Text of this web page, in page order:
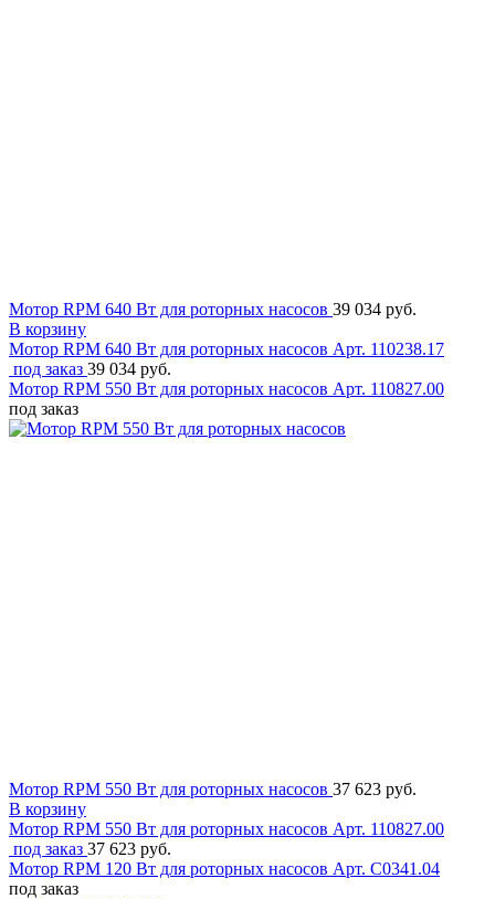
Мотор RPM 640 Вт для роторных насосов 39 034 руб.
В корзину
Мотор RPM 640 Вт для роторных насосов Арт. 110238.17
под заказ 39 034 руб.
Мотор RPM 550 Вт для роторных насосов Арт. 110827.00
под заказ
Мотор RPM 550 Вт для роторных насосов 37 623 руб.
В корзину
Мотор RPM 550 Вт для роторных насосов Арт. 110827.00
под заказ 37 623 руб.
Мотор RPM 120 Вт для роторных насосов Арт. C0341.04
под заказ